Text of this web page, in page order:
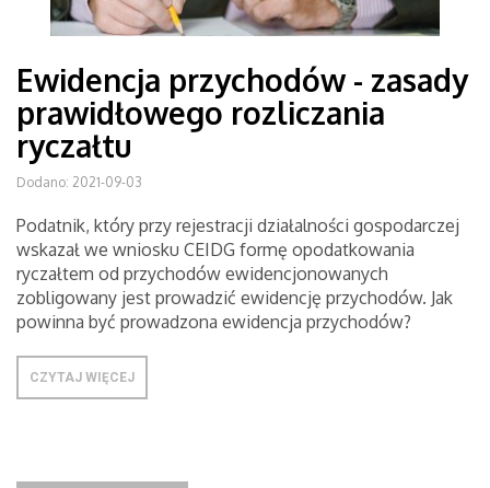
Ewidencja przychodów - zasady
prawidłowego rozliczania
ryczałtu
Dodano: 2021-09-03
Podatnik, który przy rejestracji działalności gospodarczej
wskazał we wniosku CEIDG formę opodatkowania
ryczałtem od przychodów ewidencjonowanych
zobligowany jest prowadzić ewidencję przychodów. Jak
powinna być prowadzona ewidencja przychodów?
CZYTAJ WIĘCEJ